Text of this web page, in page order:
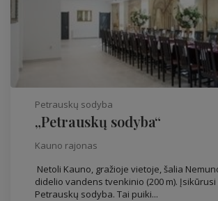
Petrauskų sodyba
„Petrauskų sodyba“
Kauno rajonas
Netoli Kauno, gražioje vietoje, šalia
didelio vandens tvenkinio (200 m).
Petrauskų sodyba. Tai puiki...